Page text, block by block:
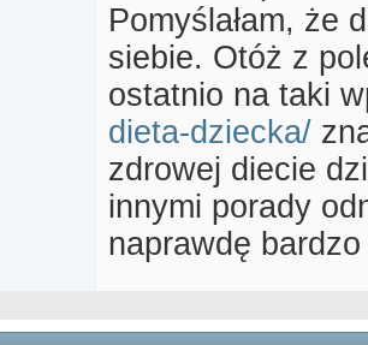
Pomyślałam, że
siebie. Otóż z
ostatnio na taki
dieta-dziecka/
zdrowej diecie
innymi porady
naprawdę